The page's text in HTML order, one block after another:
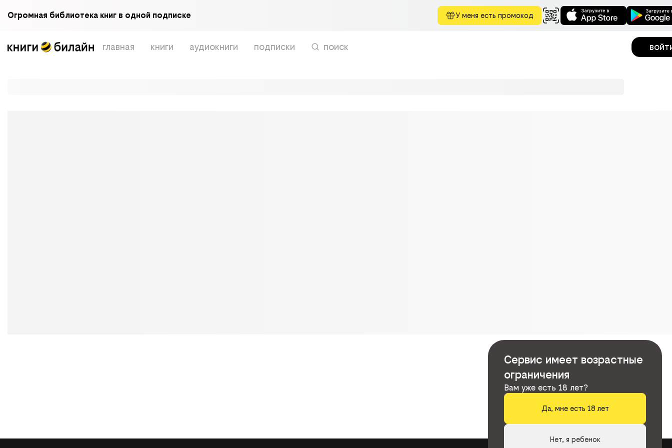
Огромная библиотека книг в одной подписке У меня есть промокод
главная книги аудиокниги подписки поиск
Сервис имеет возрастные
ограничения
Вам уже есть 18 лет?
Да, мне есть 18 лет
Нет, я ребенок